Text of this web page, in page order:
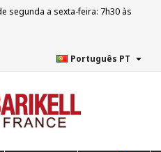
segunda a sexta-feira: 7h30 às
Português PT 